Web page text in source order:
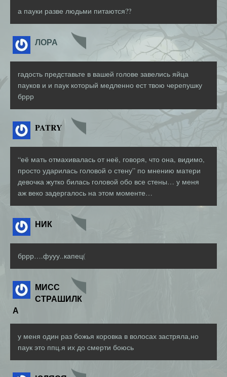
а пауки разве людьми питаются??
ЛОРА
гадость представьте в вашей голове завелись яйца
пауков и и паук который медленно ест твою черепушку
бррр
PATRY
“её мать отмахивалась от неё, говоря, что она, видимо,
просто ударилась головой о стену” по мнению матери
девочка жутко билась головой обо все стены… у меня
аж веко задергалось на этом моменте…
НИК
бррр….фууу..капец(
МИСС
СТРАШИЛК
А
у меня один раз божья коровка в волосах застряла,но
паук это ппц.я их до смерти боюсь